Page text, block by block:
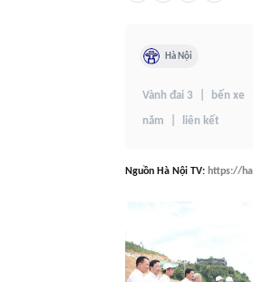
Hà Nội
Vành đai 3 bến xe
năm liên kết
Nguồn Hà Nội TV: https://